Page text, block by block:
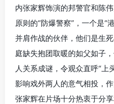
内张家辉饰演的邦警官和陈
原则的“防爆警察”，一个是“
并肩作战的伙伴，他们是生
庭缺失抱团取暖的如父如子
人关系成谜，令观众直呼“上
影响戏外两人的意气相投，
张家辉在片场十分热衷于分